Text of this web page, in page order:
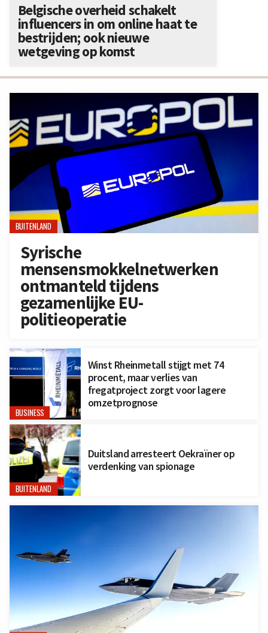
BUITENLAND
Syrische
mensensmokkelnetwerken
ontmanteld tijdens
gezamenlijke EU-
politieoperatie
BUSINESS
Winst Rheinmetall stijgt met 74
procent, maar verlies van
fregatproject zorgt voor lagere
omzetprognose
BUITENLAND
Duitsland arresteert Oekraïner op
verdenking van spionage
Belgische overheid schakelt
influencers in om online haat te
bestrijden; ook nieuwe
wetgeving op komst